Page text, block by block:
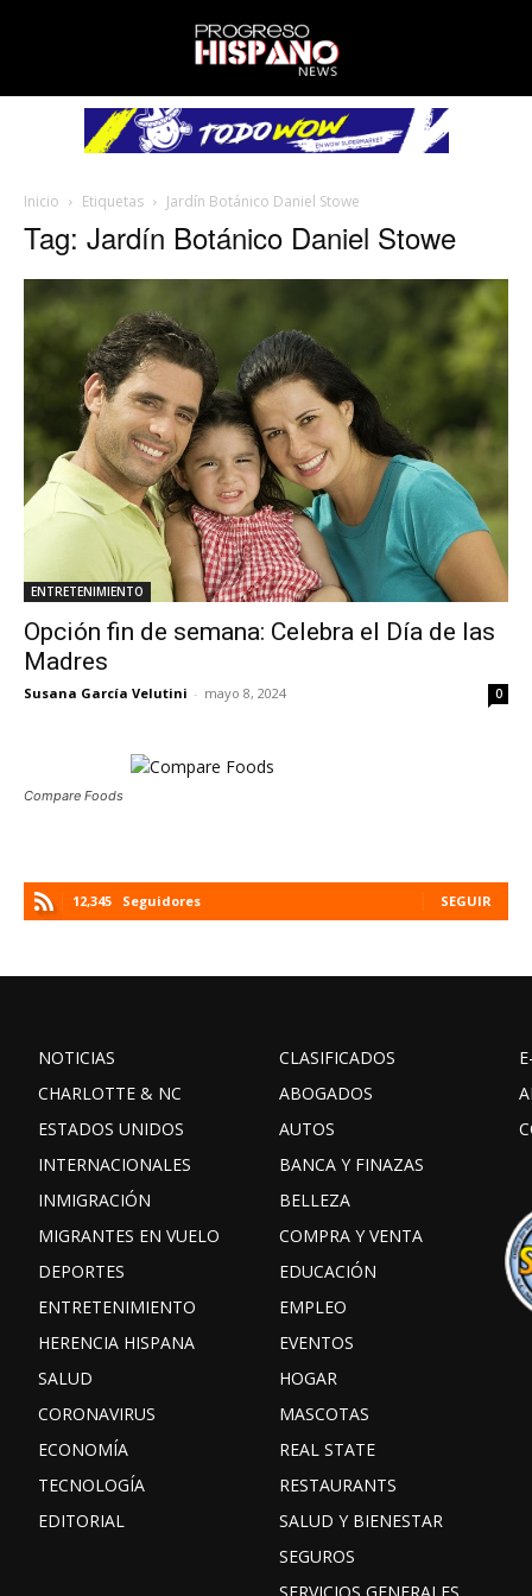
Inicio Etiquetas Jardín Botánico Daniel Stowe
Tag: Jardín Botánico Daniel Stowe
ENTRETENIMIENTO
Opción fin de semana: Celebra el Día de las
Madres
Susana García Velutini - mayo 8, 2024 0
Compare Foods
12,345 Seguidores SEGUIR
NOTICIAS
CHARLOTTE & NC
ESTADOS UNIDOS
INTERNACIONALES
INMIGRACIÓN
MIGRANTES EN VUELO
DEPORTES
ENTRETENIMIENTO
HERENCIA HISPANA
SALUD
CORONAVIRUS
ECONOMÍA
TECNOLOGÍA
EDITORIAL
CLASIFICADOS
ABOGADOS
AUTOS
BANCA Y FINAZAS
BELLEZA
COMPRA Y VENTA
EDUCACIÓN
EMPLEO
EVENTOS
HOGAR
MASCOTAS
REAL STATE
RESTAURANTS
SALUD Y BIENESTAR
SEGUROS
SERVICIOS GENERALES